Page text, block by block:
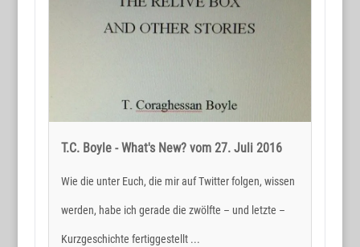
T.C. Boyle - What's New? vom 27. Juli 2016
Wie die unter Euch, die mir auf Twitter folgen, wissen
werden, habe ich gerade die zwölfte – und letzte –
Kurzgeschichte fertiggestellt ...